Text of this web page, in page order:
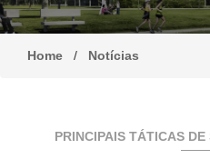
Home / Notícias
PRINCIPAIS TÁTICAS